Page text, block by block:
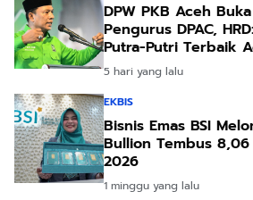
DPW PKB Aceh
Pengurus DPAC,
Putra-Putri Terbaik
5 hari yang lalu
EKBIS
Bisnis Emas BSI
Bullion Tembus
2026
1 minggu yang lalu